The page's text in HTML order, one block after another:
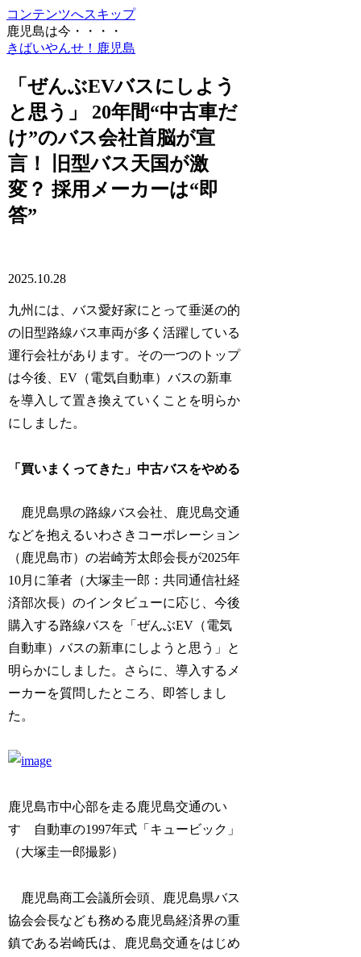
コンテンツへスキップ
鹿児島は今・・・・
きばいやんせ！鹿児島
「ぜんぶEVバスにしよう
と思う」 20年間“中古車だ
け”のバス会社首脳が宣
言！ 旧型バス天国が激
変？ 採用メーカーは“即
答”
2025.10.28
九州には、バス愛好家にとって垂涎の的
の旧型路線バス車両が多く活躍している
運行会社があります。その一つのトップ
は今後、EV（電気自動車）バスの新車
を導入して置き換えていくことを明らか
にしました。
「買いまくってきた」中古バスをやめる
鹿児島県の路線バス会社、鹿児島交通
などを抱えるいわさきコーポレーション
（鹿児島市）の岩崎芳太郎会長が2025年
10月に筆者（大塚圭一郎：共同通信社経
済部次長）のインタビューに応じ、今後
購入する路線バスを「ぜんぶEV（電気
自動車）バスの新車にしようと思う」と
明らかにしました。さらに、導入するメ
ーカーを質問したところ、即答しまし
た。
鹿児島市中心部を走る鹿児島交通のい
すゞ自動車の1997年式「キュービック」
（大塚圭一郎撮影）
鹿児島商工会議所会頭、鹿児島県バス
協会会長なども務める鹿児島経済界の重
鎮である岩崎氏は、鹿児島交通をはじめ